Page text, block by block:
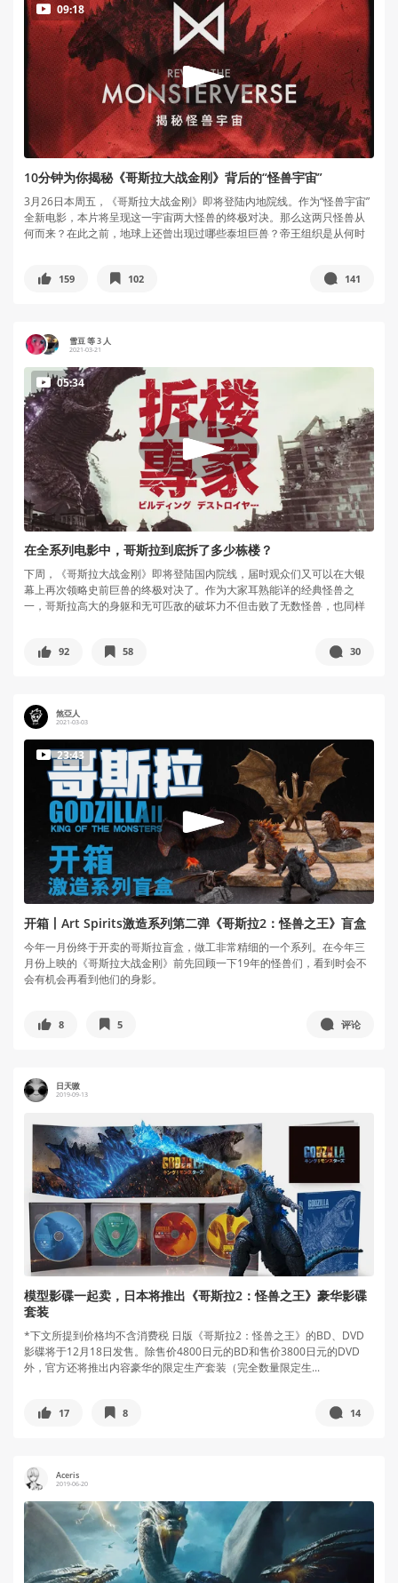
09:18
10分钟为你揭秘《哥斯拉大战金刚》背后的“怪兽宇宙”
3月26日本周五，《哥斯拉大战金刚》即将登陆内地院线。作为“怪兽宇宙”
全新电影，本片将呈现这一宇宙两大怪兽的终极对决。那么这两只怪兽从
何而来？在此之前，地球上还曾出现过哪些泰坦巨兽？帝王组织是从何时
159 102 141
雪豆 等 3 人
2021-03-21
05:34
在全系列电影中，哥斯拉到底拆了多少栋楼？
下周，《哥斯拉大战金刚》即将登陆国内院线，届时观众们又可以在大银
幕上再次领略史前巨兽的终极对决了。作为大家耳熟能详的经典怪兽之
一，哥斯拉高大的身躯和无可匹敌的破坏力不但击败了无数怪兽，也同样
92 58 30
煞亞人
2021-03-03
23:43
开箱丨Art Spirits激造系列第二弹《哥斯拉2：怪兽之王》盲盒
今年一月份终于开卖的哥斯拉盲盒，做工非常精细的一个系列。在今年三
月份上映的《哥斯拉大战金刚》前先回顾一下19年的怪兽们，看到时会不
会有机会再看到他们的身影。
8 5 评论
日天嗷
2019-09-13
模型影碟一起卖，日本将推出《哥斯拉2：怪兽之王》豪华影碟
套装
*下文所提到价格均不含消费税 日版《哥斯拉2：怪兽之王》的BD、DVD
影碟将于12月18日发售。除售价4800日元的BD和售价3800日元的DVD
外，官方还将推出内容豪华的限定生产套装（完全数量限定生...
17 8 14
Aceris
2019-06-20